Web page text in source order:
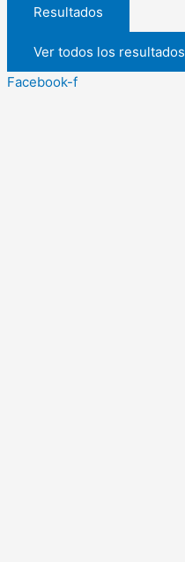
Resultados
Ver todos los resultados
Facebook-f